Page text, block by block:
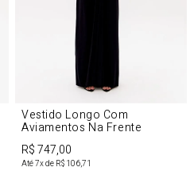
Vestido Longo Com
Aviamentos Na Frente
R$ 747,00
Até7x de R$ 106,71